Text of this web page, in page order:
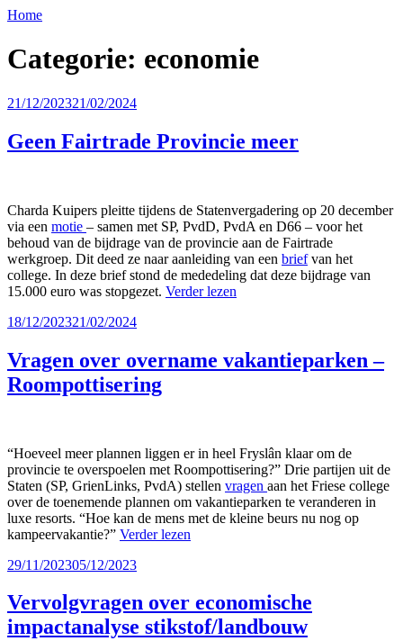
Home
Categorie: economie
Geplaatst
21/12/202321/02/2024
Geen Fairtrade Provincie meer
Charda Kuipers pleitte tijdens de Statenvergadering op 20 december
via een motie – samen met SP, PvdD, PvdA en D66 – voor het
behoud van de bijdrage van de provincie aan de Fairtrade
werkgroep. Dit deed ze naar aanleiding van een briefvan het
college. In deze brief stond de mededeling dat deze bijdrage van
15.000 euro was stopgezet. Verder lezen
Geplaatst
18/12/202321/02/2024
Vragen over overname vakantieparken –
Roompottisering
“Hoeveel meer plannen liggen er in heel Fryslân klaar om de
provincie te overspoelen met Roompottisering?” Drie partijen uit de
Staten (SP, GrienLinks, PvdA) stellen vragen aan het Friese college
over de toenemende plannen om vakantieparken te veranderen in
luxe resorts. “Hoe kan de mens met de kleine beurs nu nog op
kampeervakantie?” Verder lezen
Geplaatst
29/11/202305/12/2023
Vervolgvragen over economische
impactanalyse stikstof/landbouw